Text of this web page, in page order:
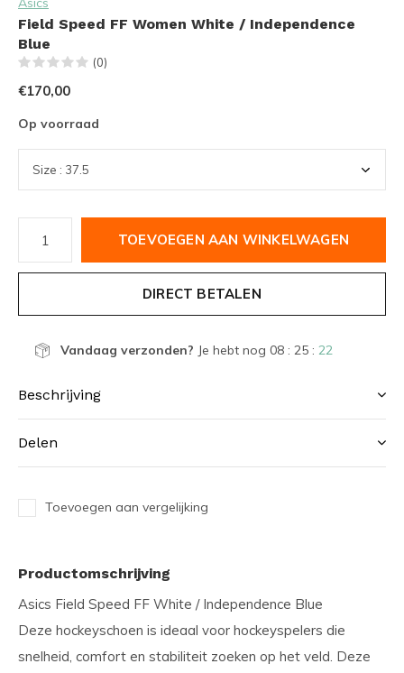
Field Speed FF Women White / Independence
Blue
(0)
€170,00
Op voorraad
TOEVOEGEN AAN WINKELWAGEN
DIRECT BETALEN
Vandaag verzonden? Je hebt nog 08 : 25 : 22
Beschrijving
Delen
Toevoegen aan vergelijking
Productomschrijving
Asics Field Speed FF White / Independence Blue
Deze hockeyschoen is ideaal voor hockeyspelers die
snelheid, comfort en stabiliteit zoeken op het veld. Deze